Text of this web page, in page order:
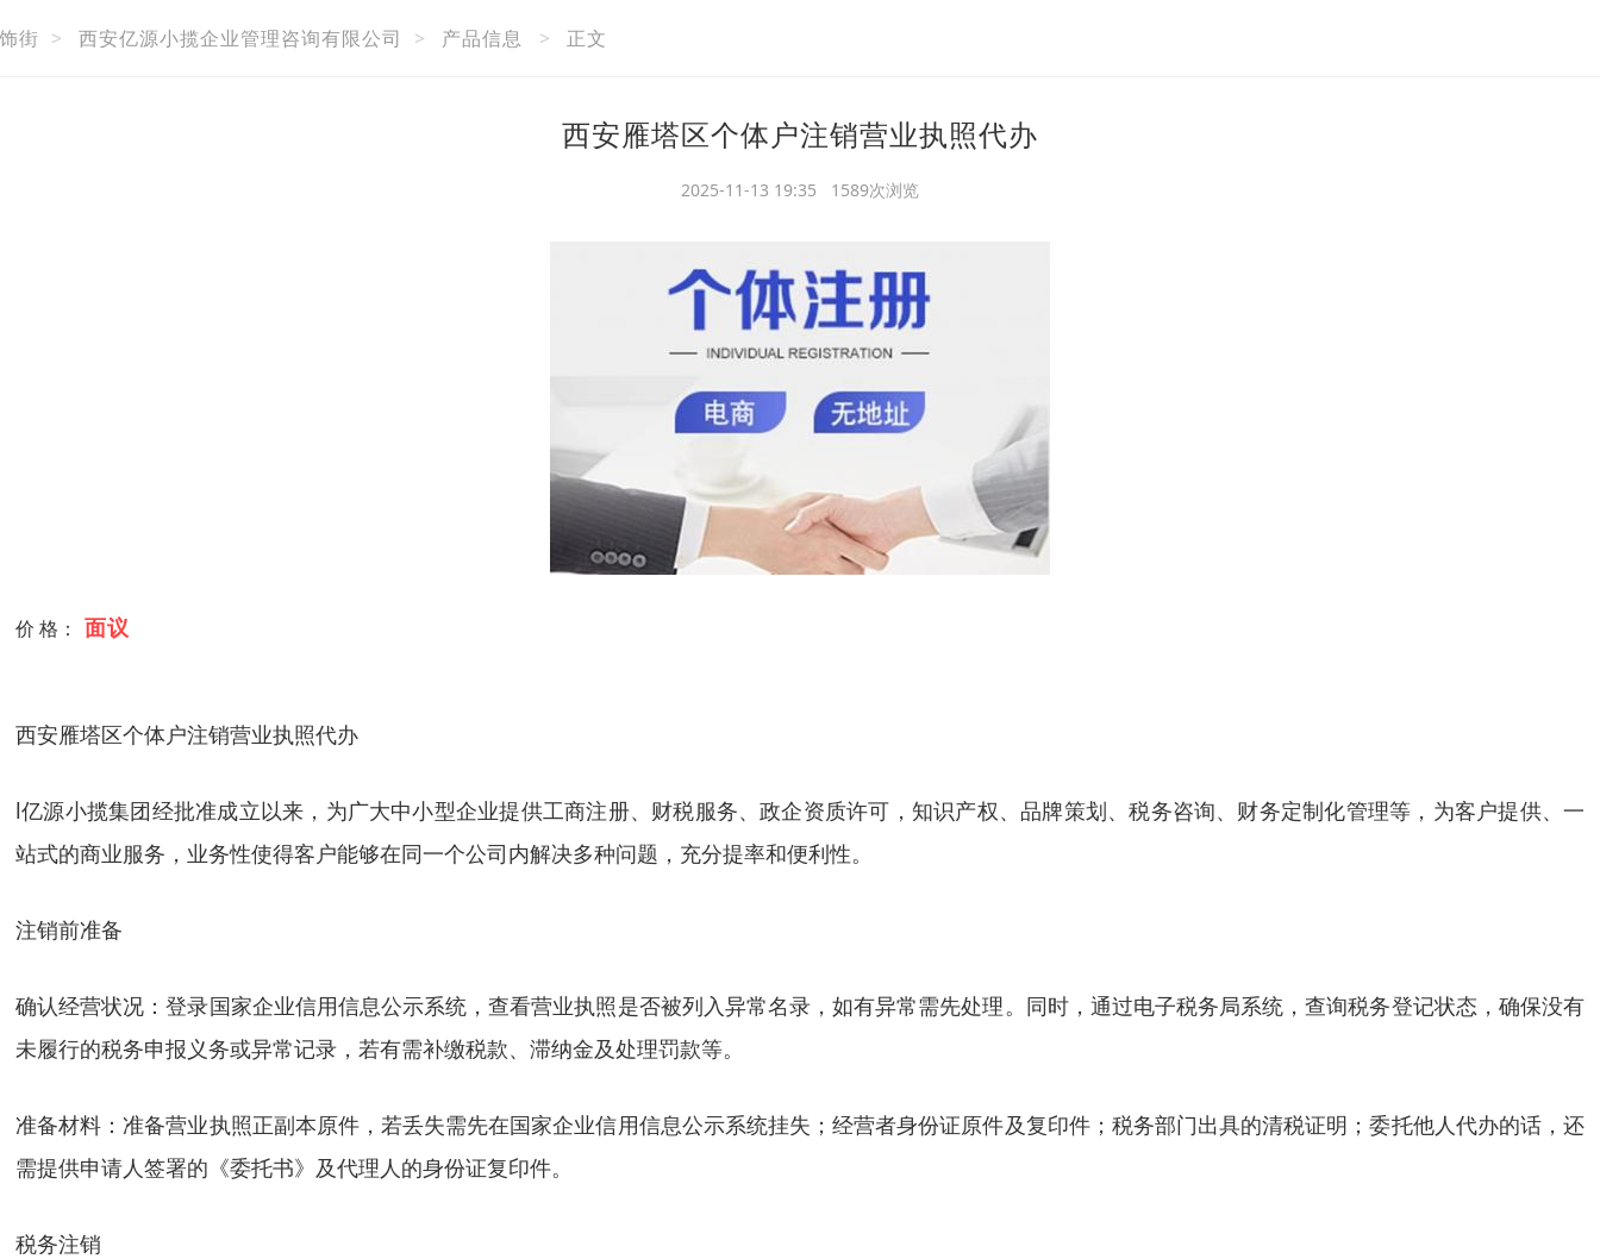
街 > 西安亿源小揽企业管理咨询有限公司 > 产品信息 > 正文
西安雁塔区个体户注销营业执照代办
2025-11-13 19:35 1589次浏览
价 格： 面议
西安雁塔区个体户注销营业执照代办
l亿源小揽集团经批准成立以来，为广大中小型企业提供工商注册、财税服务、政企资质许可，知识产权、品牌策划、税务咨询、财务定制化管理等，为客户提供、一
站式的商业服务，业务性使得客户能够在同一个公司内解决多种问题，充分提率和便利性。
注销前准备
确认经营状况：登录国家企业信用信息公示系统，查看营业执照是否被列入异常名录，如有异常需先处理。同时，通过电子税务局系统，查询税务登记状态，确保没有
未履行的税务申报义务或异常记录，若有需补缴税款、滞纳金及处理罚款等。
准备材料：准备营业执照正副本原件，若丢失需先在国家企业信用信息公示系统挂失；经营者身份证原件及复印件；税务部门出具的清税证明；委托他人代办的话，还
需提供申请人签署的《委托书》及代理人的身份证复印件。
税务注销